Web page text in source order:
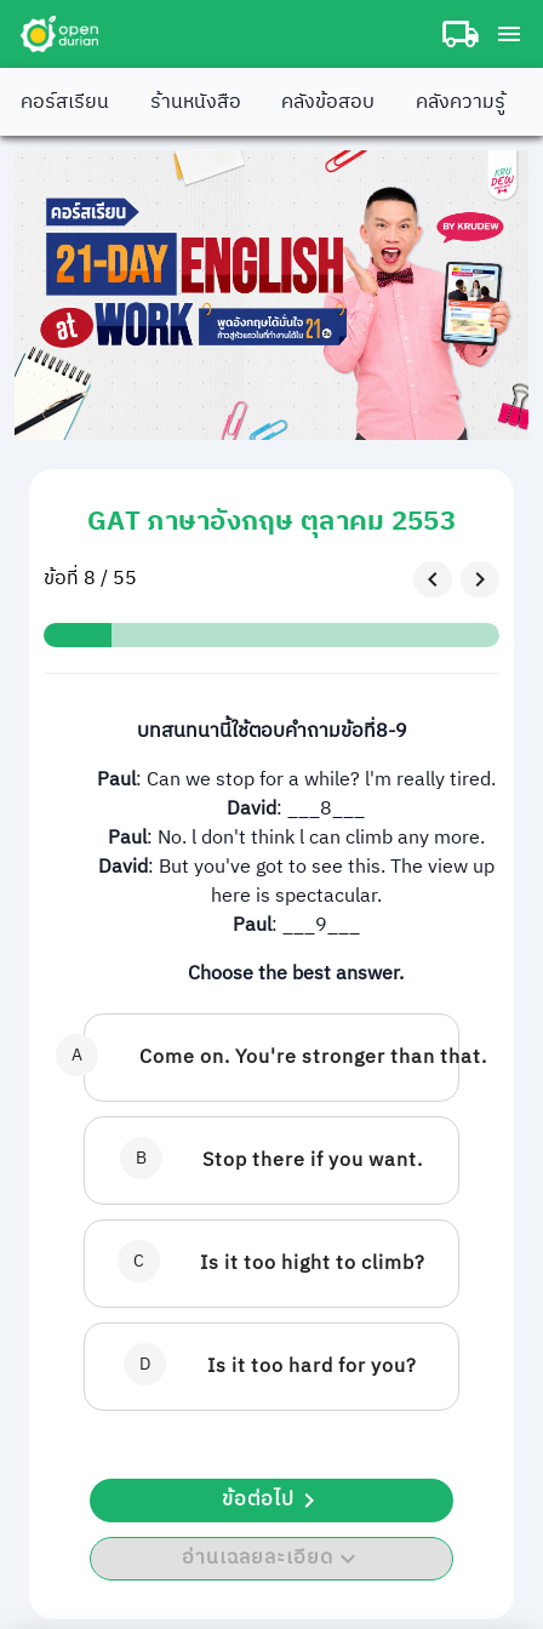
คอร์สเรียน ร้านหนังสือ คลังข้อสอบ คลังความรู้
GAT ภาษาอังกฤษ ตุลาคม 2553
ข้อที่ 8 / 55
บทสนทนานี้ใช้ตอบคำถามข้อที่8-9
Paul: Can we stop for a while? l'm really tired.
David: ___8___
Paul: No. l don't think l can climb any more.
David: But you've got to see this. The view up
here is spectacular.
Paul: ___9___
Choose the best answer.
A Come on. You're stronger than that.
B Stop there if you want.
C Is it too hight to climb?
D Is it too hard for you?
อ่านเฉลยละเอียด
ข้อต่อไป